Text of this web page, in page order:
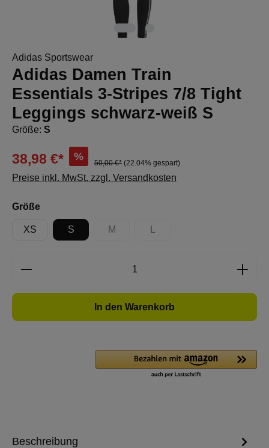
Adidas Sportswear
Adidas Damen Train
Essentials 3-Stripes 7/8 Tight
Leggings schwarz-weiß S
Größe: S
38,98 €* %
50,00 €* (22.04% gespart)
Preise inkl. MwSt. zzgl. Versandkosten
Größeauswählen
XS S M
(Diese Option ist zurzeit nicht verfügbar.)
(Diese Option ist zurzeit nicht
Produkt Anzahl: Gib den gewünschten
In den Warenkorb
Beschreibung